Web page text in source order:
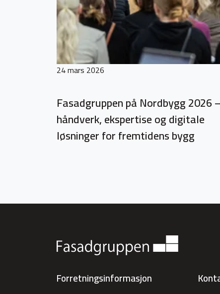
24 mars 2026
Fasadgruppen på Nordbygg 2026 –
håndverk, ekspertise og digitale
løsninger for fremtidens bygg
Forretningsinformasjon